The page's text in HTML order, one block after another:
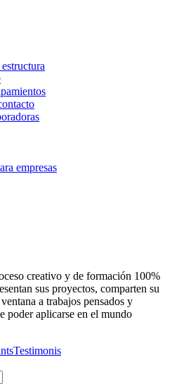
empresas
creativo y de formación 100%
sus proyectos, comparten su
a trabajos pensados y
poder aplicarse en el mundo
Testimonis